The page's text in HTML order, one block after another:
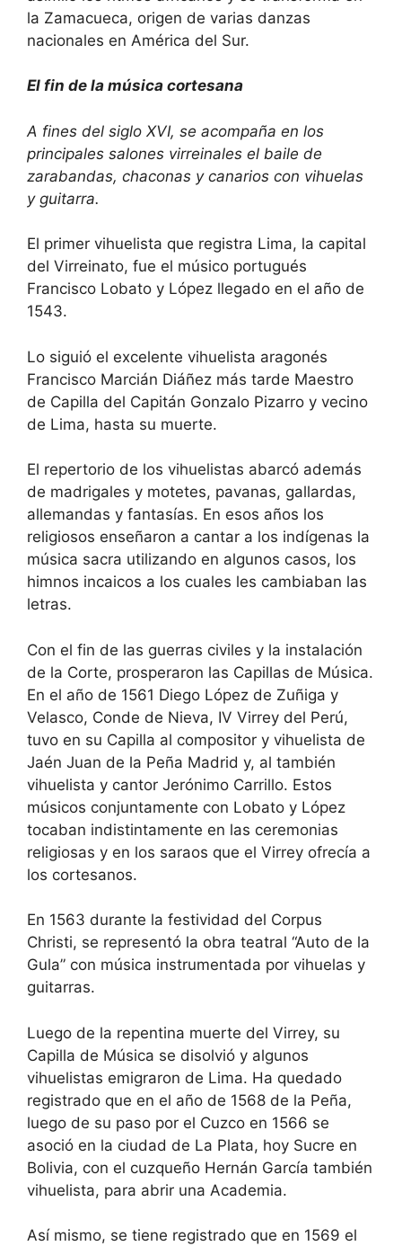
la Zamacueca, origen de varias danzas
nacionales en América del Sur.
El fin de la música cortesana
A fines del siglo XVI, se acompaña en los
principales salones virreinales el baile de
zarabandas, chaconas y canarios con vihuelas
y guitarra.
El primer vihuelista que registra Lima, la capital
del Virreinato, fue el músico portugués
Francisco Lobato y López llegado en el año de
1543.
Lo siguió el excelente vihuelista aragonés
Francisco Marcián Diáñez más tarde Maestro
de Capilla del Capitán Gonzalo Pizarro y vecino
de Lima, hasta su muerte.
El repertorio de los vihuelistas abarcó además
de madrigales y motetes, pavanas, gallardas,
allemandas y fantasías. En esos años los
religiosos enseñaron a cantar a los indígenas la
música sacra utilizando en algunos casos, los
himnos incaicos a los cuales les cambiaban las
letras.
Con el fin de las guerras civiles y la instalación
de la Corte, prosperaron las Capillas de Música.
En el año de 1561 Diego López de Zuñiga y
Velasco, Conde de Nieva, IV Virrey del Perú,
tuvo en su Capilla al compositor y vihuelista de
Jaén Juan de la Peña Madrid y, al también
vihuelista y cantor Jerónimo Carrillo. Estos
músicos conjuntamente con Lobato y López
tocaban indistintamente en las ceremonias
religiosas y en los saraos que el Virrey ofrecía a
los cortesanos.
En 1563 durante la festividad del Corpus
Christi, se representó la obra teatral “Auto de la
Gula” con música instrumentada por vihuelas y
guitarras.
Luego de la repentina muerte del Virrey, su
Capilla de Música se disolvió y algunos
vihuelistas emigraron de Lima. Ha quedado
registrado que en el año de 1568 de la Peña,
luego de su paso por el Cuzco en 1566 se
asoció en la ciudad de La Plata, hoy Sucre en
Bolivia, con el cuzqueño Hernán García también
vihuelista, para abrir una Academia.
Así mismo, se tiene registrado que en 1569 el